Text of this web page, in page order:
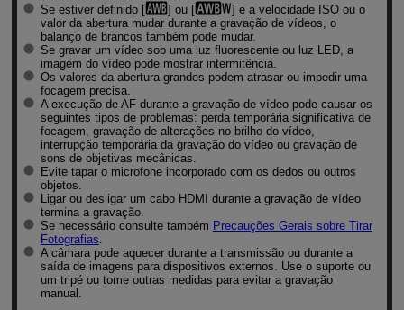
Se estiver definido [
] ou [
] e a velocidade ISO ou o
valor da abertura mudar durante a gravação de vídeos, o
balanço de brancos também pode mudar.
Se gravar um vídeo sob uma luz fluorescente ou luz LED, a
imagem do vídeo pode mostrar intermitência.
Os valores da abertura grandes podem atrasar ou impedir uma
focagem precisa.
A execução de AF durante a gravação de vídeo pode causar os
seguintes tipos de problemas: perda temporária significativa de
focagem, gravação de alterações no brilho do vídeo,
interrupção temporária da gravação do vídeo ou gravação de
sons de objetivas mecânicas.
Evite tapar o microfone incorporado com os dedos ou outros
objetos.
Ligar ou desligar um cabo HDMI durante a gravação de vídeo
termina a gravação.
Se necessário consulte também Precauções Gerais sobre Tirar
Fotografias
A câmara pode aquecer durante a transmissão ou durante a
saída de imagens para dispositivos externos. Use o suporte ou
um tripé ou tome outras medidas para evitar a gravação
manual.